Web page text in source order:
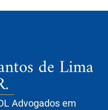
de Lima
Advogados em